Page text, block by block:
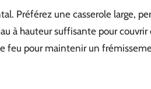
Préférez une casserole large,
à hauteur suffisante pour
feu pour maintenir un